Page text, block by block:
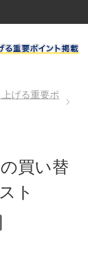
げる重要ポ
買い替
ト